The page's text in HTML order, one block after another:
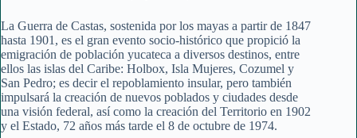
La Guerra de Castas, sostenida por los mayas a partir de 1847
hasta 1901, es el gran evento socio-histórico que propició la
emigración de población yucateca a diversos destinos, entre
ellos las islas del Caribe: Holbox, Isla Mujeres, Cozumel y
San Pedro; es decir el repoblamiento insular, pero también
impulsará la creación de nuevos poblados y ciudades desde
una visión federal, así como la creación del Territorio en 1902
y el Estado, 72 años más tarde el 8 de octubre de 1974.